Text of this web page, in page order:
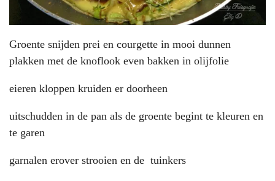
Groente snijden prei en courgette in mooi dunnen
plakken met de knoflook even bakken in olijfolie
eieren kloppen kruiden er doorheen
uitschudden in de pan als de groente begint te kleuren en
te garen
garnalen erover strooien en de tuinkers